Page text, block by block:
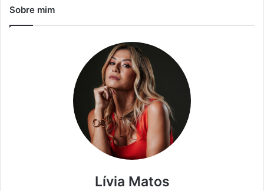
Sobre mim
Lívia Matos